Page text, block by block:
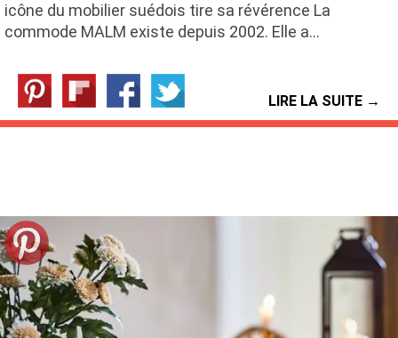
icône du mobilier suédois tire sa révérence La
commode MALM existe depuis 2002. Elle a…
LIRE LA SUITE →